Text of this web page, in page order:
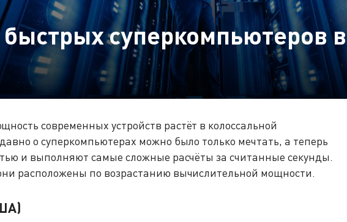
суперкомпьютеров в
современных устройств растёт в колоссальной
о суперкомпьютерах можно было только мечтать, а теперь
и выполняют самые сложные расчёты за считанные секунды.
расположены по возрастанию вычислительной мощности.